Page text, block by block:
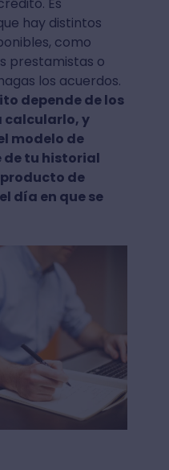
hay distintos
como
prestamistas o
los acuerdos.
depende de los
y
modelo de
tu historial
de
día en que se